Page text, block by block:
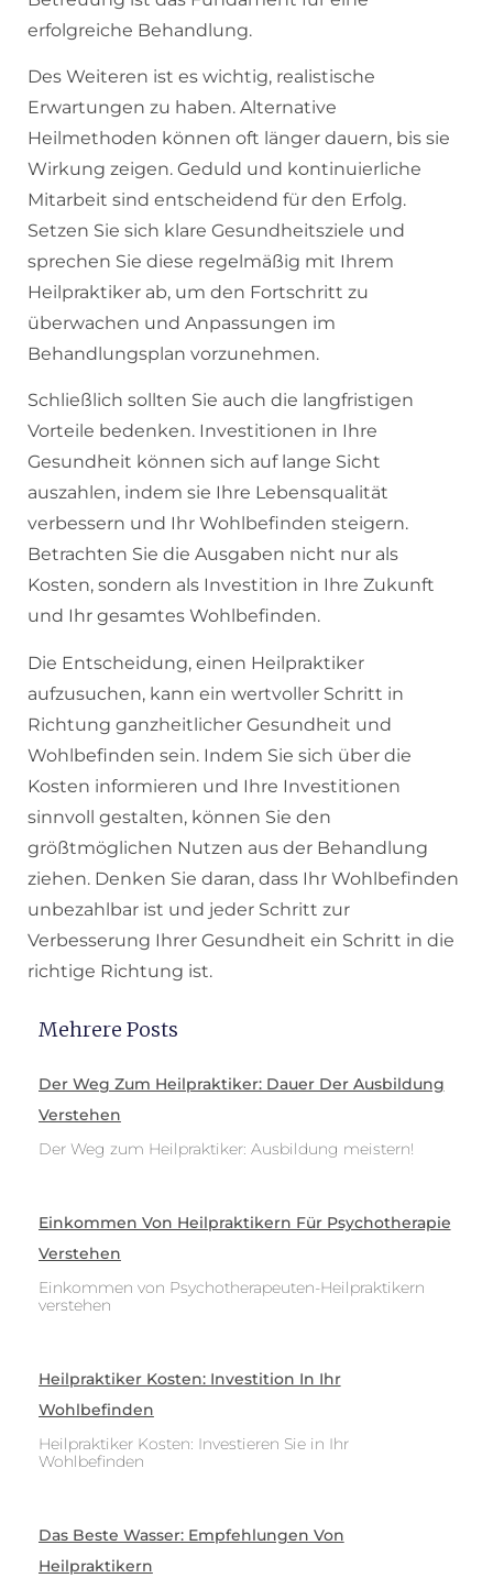
erfolgreiche Behandlung.
Des Weiteren ist es wichtig, realistische
Erwartungen zu haben. Alternative
Heilmethoden können oft länger dauern, bis sie
Wirkung zeigen. Geduld und kontinuierliche
Mitarbeit sind entscheidend für den Erfolg.
Setzen Sie sich klare Gesundheitsziele und
sprechen Sie diese regelmäßig mit Ihrem
Heilpraktiker ab, um den Fortschritt zu
überwachen und Anpassungen im
Behandlungsplan vorzunehmen.
Schließlich sollten Sie auch die langfristigen
Vorteile bedenken. Investitionen in Ihre
Gesundheit können sich auf lange Sicht
auszahlen, indem sie Ihre Lebensqualität
verbessern und Ihr Wohlbefinden steigern.
Betrachten Sie die Ausgaben nicht nur als
Kosten, sondern als Investition in Ihre Zukunft
und Ihr gesamtes Wohlbefinden.
Die Entscheidung, einen Heilpraktiker
aufzusuchen, kann ein wertvoller Schritt in
Richtung ganzheitlicher Gesundheit und
Wohlbefinden sein. Indem Sie sich über die
Kosten informieren und Ihre Investitionen
sinnvoll gestalten, können Sie den
größtmöglichen Nutzen aus der Behandlung
ziehen. Denken Sie daran, dass Ihr Wohlbefinden
unbezahlbar ist und jeder Schritt zur
Verbesserung Ihrer Gesundheit ein Schritt in die
richtige Richtung ist.
Mehrere Posts
Der Weg Zum Heilpraktiker: Dauer Der Ausbildung
Verstehen
Der Weg zum Heilpraktiker: Ausbildung meistern!
Einkommen Von Heilpraktikern Für Psychotherapie
Verstehen
Einkommen von Psychotherapeuten-Heilpraktikern
verstehen
Heilpraktiker Kosten: Investition In Ihr
Wohlbefinden
Heilpraktiker Kosten: Investieren Sie in Ihr
Wohlbefinden
Das Beste Wasser: Empfehlungen Von
Heilpraktikern